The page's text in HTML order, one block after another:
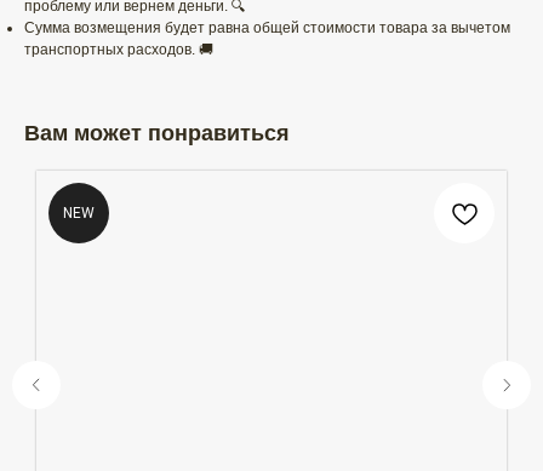
проблему или вернем деньги. 🔍
Сумма возмещения будет равна общей стоимости товара за вычетом
транспортных расходов. 🚚
Вам может понравиться
NEW